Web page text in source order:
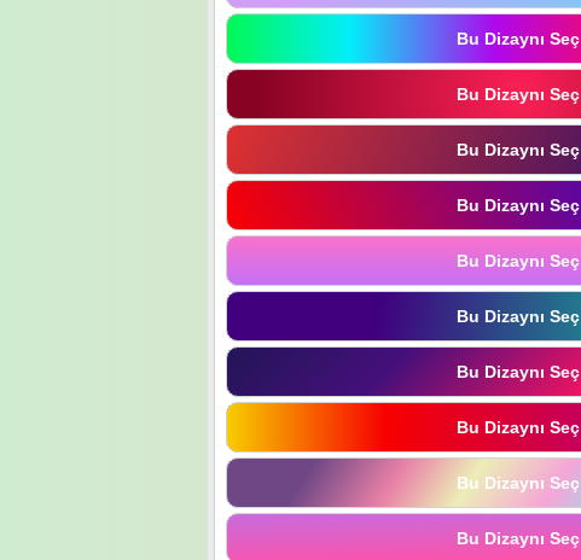
Bu Dizaynı Seç
Bu Dizaynı Seç
Bu Dizaynı Seç
Bu Dizaynı Seç
Bu Dizaynı Seç
Bu Dizaynı Seç
Bu Dizaynı Seç
Bu Dizaynı Seç
Bu Dizaynı Seç
Bu Dizaynı Seç